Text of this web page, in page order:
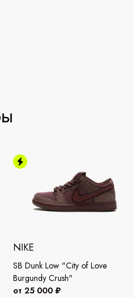
NIKE
SB Dunk Low "City of Love
Burgundy Crush"
от 25 000 ₽